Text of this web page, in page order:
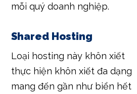
mỗi quý doanh nghiệp.
Shared Hosting
Loại hosting này khôn xiết
thực hiện khôn xiết đa dạng
mang đến gần như biển hết